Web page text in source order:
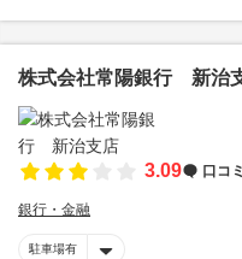
株式会社常陽銀行 新治
3.09 口コミ
銀行・金融
駐車場有